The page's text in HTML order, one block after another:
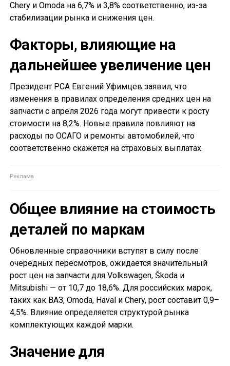
Chery и Omoda на 6,7% и 3,8% соответственно, из-за
стабилизации рынка и снижения цен.
Факторы, влияющие на
дальнейшее увеличение цен
Президент РСА Евгений Уфимцев заявил, что
изменения в правилах определения средних цен на
запчасти с апреля 2026 года могут привести к росту
стоимости на 8,2%. Новые правила повлияют на
расходы по ОСАГО и ремонты автомобилей, что
соответственно скажется на страховых выплатах.
Общее влияние на стоимость
деталей по маркам
Обновленные справочники вступят в силу после
очередных пересмотров, ожидается значительный
рост цен на запчасти для Volkswagen, Škoda и
Mitsubishi — от 10,7 до 18,6%. Для российских марок,
таких как ВАЗ, Omoda, Haval и Chery, рост составит 0,9–
4,5%. Влияние определяется структурой рынка
комплектующих каждой марки.
Значение для